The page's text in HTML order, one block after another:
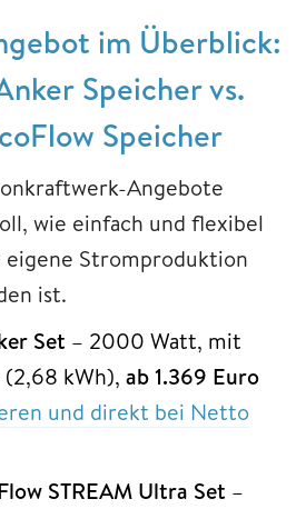
im Überblick:
Speicher vs.
Speicher
Angebote
wie einfach und flexibel
Stromproduktion
ist.
Set – 2000 Watt, mit
kWh), ab 1.369 Euro
und direkt bei Netto
STREAM Ultra Set –